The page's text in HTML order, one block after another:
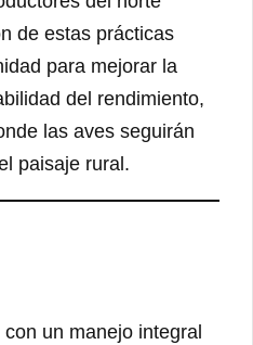
de estas prácticas
para mejorar la
del rendimiento,
las aves seguirán
paisaje rural.
con un manejo integral